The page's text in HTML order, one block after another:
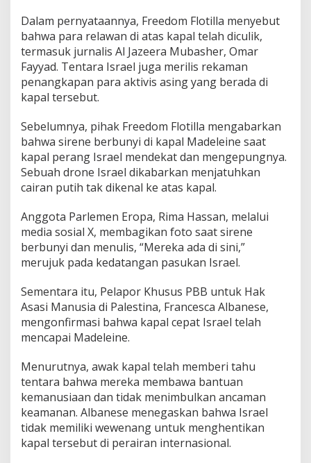
Dalam pernyataannya, Freedom Flotilla menyebut
bahwa para relawan di atas kapal telah diculik,
termasuk jurnalis Al Jazeera Mubasher, Omar
Fayyad. Tentara Israel juga merilis rekaman
penangkapan para aktivis asing yang berada di
kapal tersebut.
Sebelumnya, pihak Freedom Flotilla mengabarkan
bahwa sirene berbunyi di kapal Madeleine saat
kapal perang Israel mendekat dan mengepungnya.
Sebuah drone Israel dikabarkan menjatuhkan
cairan putih tak dikenal ke atas kapal.
Anggota Parlemen Eropa, Rima Hassan, melalui
media sosial X, membagikan foto saat sirene
berbunyi dan menulis, “Mereka ada di sini,”
merujuk pada kedatangan pasukan Israel.
Sementara itu, Pelapor Khusus PBB untuk Hak
Asasi Manusia di Palestina, Francesca Albanese,
mengonfirmasi bahwa kapal cepat Israel telah
mencapai Madeleine.
Menurutnya, awak kapal telah memberi tahu
tentara bahwa mereka membawa bantuan
kemanusiaan dan tidak menimbulkan ancaman
keamanan. Albanese menegaskan bahwa Israel
tidak memiliki wewenang untuk menghentikan
kapal tersebut di perairan internasional.